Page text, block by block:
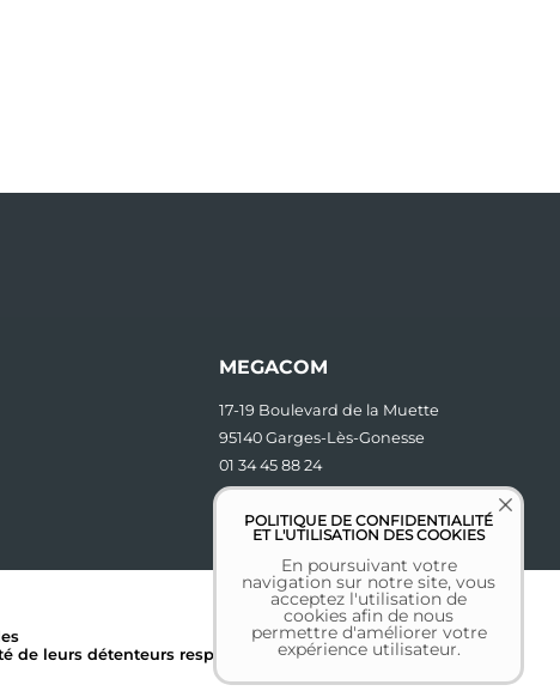
MEGACOM
17-19 Boulevard de la Muette
95140 Garges-Lès-Gonesse
01 34 45 88 24
contact [at] megacom.fr
POLITIQUE DE CONFIDENTIALITÉ
ET L'UTILISATION DES COOKIES
En poursuivant votre
navigation sur notre site, vous
acceptez l'utilisation de
cookies afin de nous
permettre d'améliorer votre
expérience utilisateur.
de leurs détenteurs respectifs.